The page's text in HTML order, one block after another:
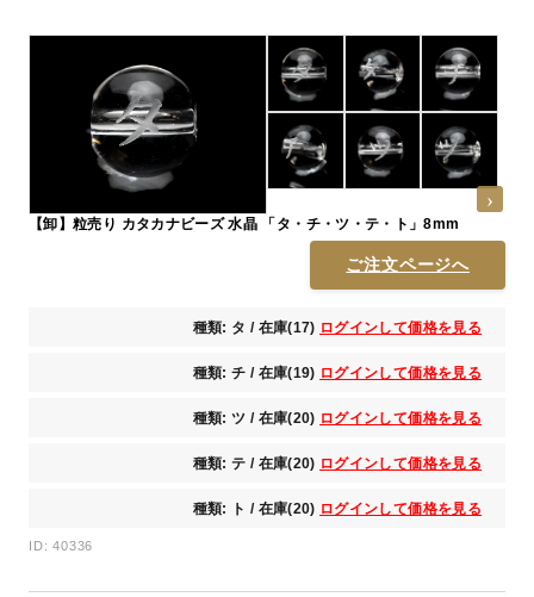
【卸】粒売り カタカナビーズ 水晶 「タ・チ・ツ・テ・ト」8mm
ご注文ページへ
種類: タ / 在庫(17) ログインして価格を見る
種類: チ / 在庫(19) ログインして価格を見る
種類: ツ / 在庫(20) ログインして価格を見る
種類: テ / 在庫(20) ログインして価格を見る
種類: ト / 在庫(20) ログインして価格を見る
ID: 40336